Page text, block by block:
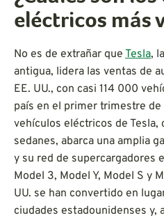
eléctricos más
No es de extrañar que Tesla,
antigua, lidera las ventas de
EE. UU., con casi 114 000
país en el primer trimestre
vehículos eléctricos de Tesla,
sedanes, abarca una amplia
y su red de supercargadores
Model 3, Model Y, Model S y
UU. se han convertido en
ciudades estadounidenses y,